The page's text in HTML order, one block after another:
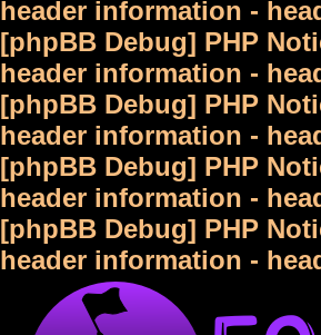
header information -
[phpBB Debug] PHP
header information -
[phpBB Debug] PHP
header information -
[phpBB Debug] PHP
header information -
[phpBB Debug] PHP
header information -